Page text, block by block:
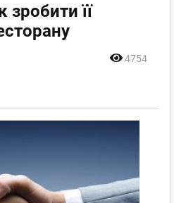
зробити її
4754